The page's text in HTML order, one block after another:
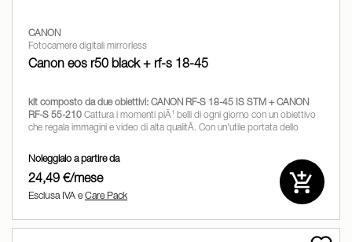
CANON
Fotocamere digitali mirrorless
Canon eos r50 black + rf-s 18-45
kit composto da due obiettivi: CANON RF-S 18-45 IS STM + CANON
RF-S 55-210 Cattura i momenti piÃ¹ belli di ogni giorno con un obiettivo
che regala immagini e video di alta qualitÃ. Con un'utile portata dello
Noleggialo a partire da
24,49 €/mese
Esclusa IVA eCare Pack